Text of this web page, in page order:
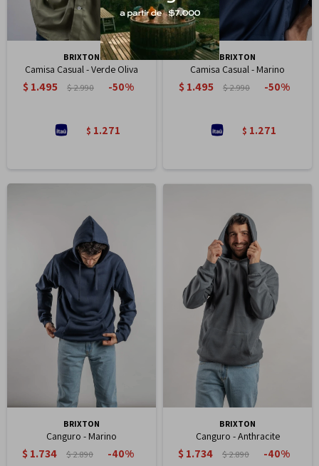
BRIXTON
Camisa Casual - Verde Oliva
$ 1.495 $2.990 50
$ 1.271
BRIXTON
Camisa Casual - Marino
$ 1.495 $2.990 50
$ 1.271
BRIXTON
Canguro - Marino
$1.734 $2.890 40
BRIXTON
Canguro - Anthracite
$1.734 $2.890 40